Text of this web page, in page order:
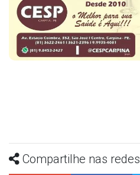
Compartilhe nas redes